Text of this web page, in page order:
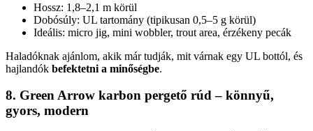
Hossz: 1,8–2,1 m körül
Dobósúly: UL tartomány (tipikusan 0,5–5 g körül)
Ideális: micro jig, mini wobbler, trout area, érzékeny pecák
Haladóknak ajánlom, akik már tudják, mit várnak egy UL bottól, és
hajlandók befektetni a minőségbe.
8. Green Arrow karbon pergető rúd – könnyű,
gyors, modern